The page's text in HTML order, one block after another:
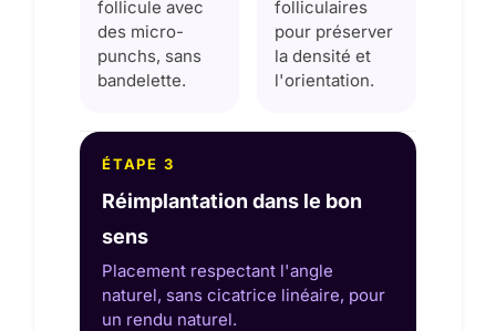
follicule avec
des micro-
punchs, sans
bandelette.
folliculaires
pour préserver
la densité et
l'orientation.
ÉTAPE 3
Réimplantation dans le bon
sens
Placement respectant l'angle
naturel, sans cicatrice linéaire, pour
un rendu naturel.